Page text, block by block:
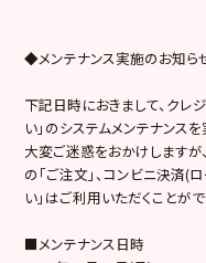
◆メンテナンス実施のお知ら
下記日時におきまして、クレ
い」のシステムメンテナンス
大変ご迷惑をおかけしますが
の「ご注文」、コンビニ決済(
い」はご利用いただくことがで
■メンテナンス日時